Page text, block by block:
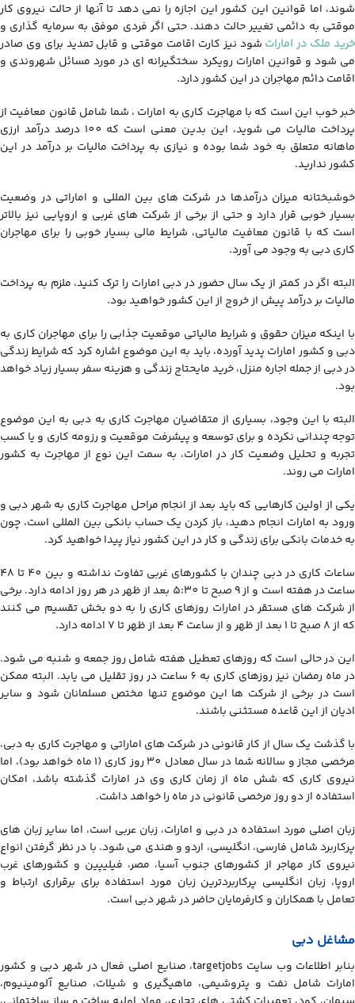
شوند، اما قوانین این کشور این اجازه را نمی دهد تا آنها از حالت نیروی کار
موقتی به دائمی تغییر حالت دهند. حتی اگر فردی موفق به سرمایه گذاری و
خرید ملک در امارات شود نیز کارت اقامت موقتی و قابل تمدید برای وی صادر
می شود و قوانین امارات رویکرد سختگیرانه ای در مورد مسائل شهروندی و
اقامت دائم مهاجران در این کشور دارد.
خبر خوب این است که با مهاجرت کاری به امارات ، شما شامل قانون معافیت از
پرداخت مالیات می شوید، این بدین معنی است که 100 درصد درآمد ارزی
ماهانه متعلق به خود شما بوده و نیازی به پرداخت مالیات بر درآمد در این
کشور ندارید.
خوشبختانه میزان درآمدها در شرکت های بین المللی و اماراتی در وضعیت
بسیار خوبی قرار دارد و حتی از برخی از شرکت های غربی و اروپایی نیز بالاتر
است که با قانون معافیت مالیاتی، شرایط مالی بسیار خوبی را برای مهاجران
کاری دبی به وجود می آورد.
البته اگر در کمتر از یک سال حضور در دبی امارات را ترک کنید، ملزم به پرداخت
مالیات بر درآمد پیش از خروج از این کشور خواهید بود.
با اینکه میزان حقوق و شرایط مالیاتی موقعیت جذابی را برای مهاجران کاری به
دبی و کشور امارات پدید آورده، باید به این موضوع اشاره کرد که شرایط زندگی
در دبی از جمله اجاره منزل، خرید مایحتاج زندگی و هزینه سفر بسیار زیاد خواهد
بود.
البته با این وجود، بسیاری از متقاضیان مهاجرت کاری به دبی به این موضوع
توجه چندانی نکرده و برای توسعه و پیشرفت موقعیت و رزومه کاری و یا کسب
تجربه و تحلیل وضعیت کار در امارات، به سمت این نوع از مهاجرت به کشور
امارات می روند.
یکی از اولین کارهایی که باید بعد از انجام مراحل مهاجرت کاری به شهر دبی و
ورود به امارات انجام دهید، باز کردن یک حساب بانکی بین المللی است، چون
به خدمات بانکی برای زندگی و کار در این کشور نیاز پیدا خواهید کرد.
ساعات کاری در دبی چندان با کشورهای غربی تفاوت نداشته و بین 40 تا 48
ساعت در هفته است و از 9 صبح تا 5:30 بعد از ظهر در هر روز ادامه دارد. برخی
از شرکت های مستقر در امارات روزهای کاری را به دو بخش تقسیم می کنند
که از 8 صبح تا 1 بعد از ظهر و از ساعت 4 بعد از ظهر تا 7 ادامه دارد.
این در حالی است که روزهای تعطیل هفته شامل روز جمعه و شنبه می شود.
در ماه رمضان نیز روزهای کاری به 6 ساعت در روز تقلیل می یابد. البته ممکن
است در برخی از شرکت ها این موضوع تنها مختص مسلمانان شود و سایر
ادیان از این قاعده مستثنی باشند.
با گذشت یک سال از کار قانونی در شرکت های اماراتی و مهاجرت کاری به دبی،
مرخصی مجاز و سالانه شما در سال معادل 30 روز کاری (1 ماه خواهد بود)، اما
نیروی کاری که شش ماه از زمان کاری وی در امارات گذشته باشد، امکان
استفاده از دو روز مرخصی قانونی در ماه را خواهد داشت.
زبان اصلی مورد استفاده در دبی و امارات، زبان عربی است، اما سایر زبان های
پرکاربرد شامل فارسی، انگلیسی، اردو و هندی می شود. با در نظر گرفتن انواع
نیروی کار مهاجر از کشورهای جنوب آسیا، مصر، فیلیپین و کشورهای غرب
اروپا، زبان انگلیسی پرکاربردترین زبان مورد استفاده برای برقراری ارتباط و
تعامل با همکاران و کارفرمایان حاضر در شهر دبی است.
مشاغل دبی
بنابر اطلاعات وب سایت targetjobs، صنایع اصلی فعال در شهر دبی و کشور
امارات شامل نفت و پتروشیمی، ماهیگیری و شیلات، صنایع آلومینیوم،